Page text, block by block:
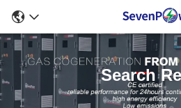
Search